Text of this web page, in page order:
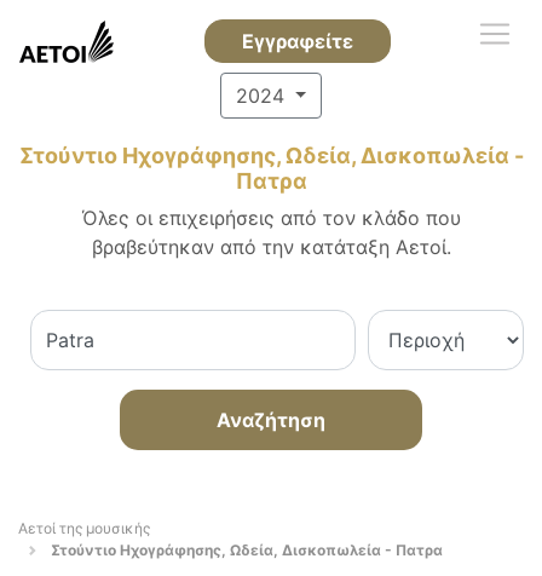
Εγγραφείτε
2024
Στούντιο Ηχογράφησης, Ωδεία, Δισκοπωλεία -
Πατρα
Όλες οι επιχειρήσεις από τον κλάδο που
βραβεύτηκαν από την κατάταξη Αετοί.
Αναζήτηση
Αετοί της μουσικής
Στούντιο Ηχογράφησης, Ωδεία, Δισκοπωλεία - Πατρα